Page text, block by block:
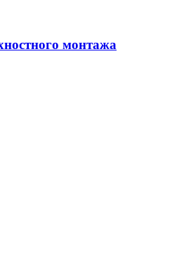
монтажа